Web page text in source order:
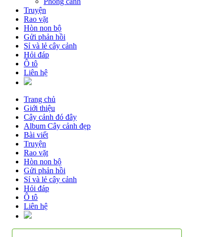
Truyện
Rao vặt
Hòn non bộ
Gửi phản hồi
Sỉ và lẻ cây cảnh
Hỏi đáp
Ô tô
Liên hệ
Trang chủ
Giới thiệu
Cây cảnh đó đây
Album Cây cảnh đẹp
Bài viết
Truyện
Rao vặt
Hòn non bộ
Gửi phản hồi
Sỉ và lẻ cây cảnh
Hỏi đáp
Ô tô
Liên hệ